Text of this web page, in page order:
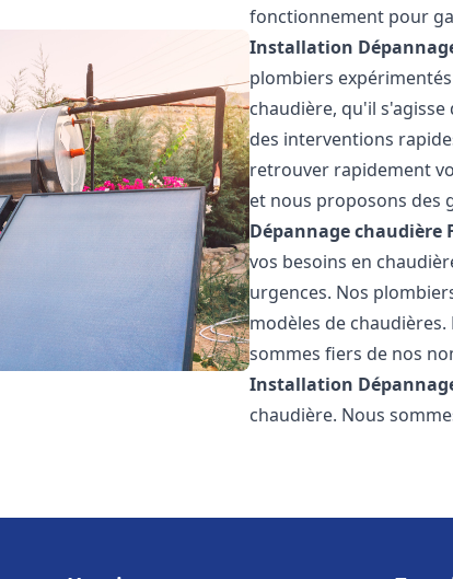
fonctionnement pour
Installation
plombiers
chaudière, qu'il
des interventions
retrouver rapidement
et nous proposons des
Dépannage chaudière
vos besoins en
urgences. Nos
modèles de
sommes fiers de nos
Installation
chaudière. Nous